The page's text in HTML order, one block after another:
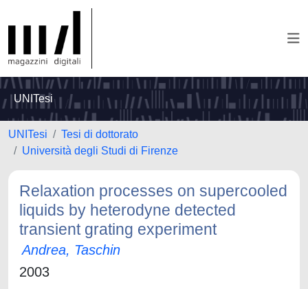
UNITesi
UNITesi
Tesi di dottorato
Università degli Studi di Firenze
Relaxation processes on supercooled
liquids by heterodyne detected
transient grating experiment
Andrea, Taschin
2003